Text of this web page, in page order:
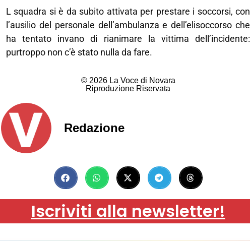
L squadra si è da subito attivata per prestare i soccorsi, con
l’ausilio del personale dell’ambulanza e dell’elisoccorso che
ha tentato invano di rianimare la vittima dell’incidente:
purtroppo non c’è stato nulla da fare.
© 2026 La Voce di Novara
Riproduzione Riservata
Redazione
Iscriviti alla newsletter!